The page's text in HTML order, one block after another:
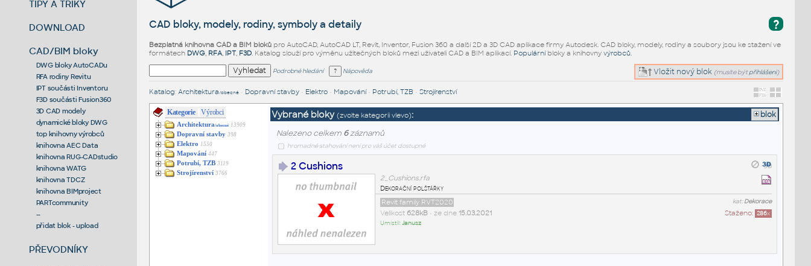
TIPY A TRIKY
DOWNLOAD
CAD/BIM bloky
DWG bloky AutoCADu
RFA rodiny Revitu
IPT součásti Inventoru
F3D součásti Fusion360
3D CAD modely
dynamické bloky DWG
top knihovny výrobců
knihovna AEC Data
knihovna RUG-CADstudio
knihovna WATG
knihovna TDCZ
knihovna BIMproject
PARTcommunity
--
přidat blok - upload
PŘEVODNÍKY
?
CAD bloky, modely, rodiny, symboly a detaily
Bezplatná knihovna CAD a BIM blokůpro AutoCAD, AutoCAD LT, Revit, Inventor, Fusion 360 a další 2D a 3D CAD aplikace firmy Autodesk. CAD bloky, modely, rodiny a soubory jsou ke stažení ve
formátech DWG, RFA, IPT, F3D. Katalog slouží pro výměnu užitečných bloků mezi uživateli CAD a BIM aplikací. Populárníbloky a knihovny výrobců.
Vložit nový blok (musíte být přihlášeni)
Podrobné hledání Nápověda
Katalog: Architektura /obecné• Dopravní stavby• Elektro• Mapování• Potrubí, TZB • Strojírenství
Kategorie Výrobci
Architektura/obecné 13909
Dopravní stavby 398
Elektro 1550
Mapování 447
Potrubí, TZB 3119
Strojírenství 3766
Vybrané bloky (zvolte kategorii vlevo):
blok
Nalezeno celkem 6záznamů
hromadné stahování není pro váš účet dostupné
2 Cushions
2_Cushions.rfa
Dekorační polštářky
kat:Dekorace
Revit family RVT2020
Staženo: 286x
Velikost 628kB• ze dne 15.03.2021
Umístil:Janusz